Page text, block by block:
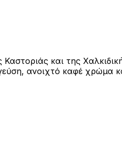
Καστοριάς και της
ανοιχτό καφέ χρώμα